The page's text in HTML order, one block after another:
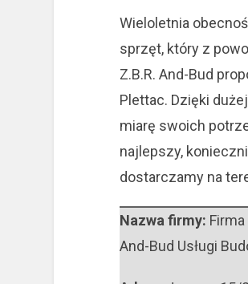
Wieloletnia
sprzęt, który z
Z.B.R. And-Bud
Plettac. Dzięki
miarę swoich
najlepszy,
dostarczamy na
Nazwa firmy: Firma
And-Bud Usługi